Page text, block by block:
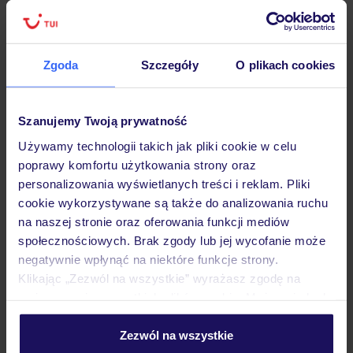
Zgoda Szczegóły O plikach cookies
Szanujemy Twoją prywatność
Używamy technologii takich jak pliki cookie w celu
poprawy komfortu użytkowania strony oraz
personalizowania wyświetlanych treści i reklam. Pliki
cookie wykorzystywane są także do analizowania ruchu
na naszej stronie oraz oferowania funkcji mediów
społecznościowych. Brak zgody lub jej wycofanie może
negatywnie wpłynąć na niektóre funkcje strony.
Klikając „Zezwól na wszystkie” wyrażasz zgodę na
personalizować swój wybór wchodząc w zakładkę
Zezwól na wszystkie
Hotel
Opinie
Pokoje
Wyżywienie